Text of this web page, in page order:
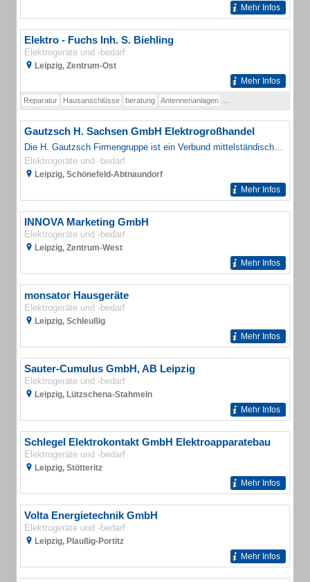
Mehr Infos
Elektro - Fuchs Inh. S. Biehling
Elektrogeräte und -bedarf
Leipzig, Zentrum-Ost
Mehr Infos
Reparatur Hausanschlüsse beratung Antennenanlagen
Gautzsch H. Sachsen GmbH Elektrogroßhandel
Die H. Gautzsch Firmengruppe ist ein Verbund mittelständischer Fachgroßhandlungen in den Bereichen Elektro, Haus und Garten, Spedition und Schaltanlagenbau.
Elektrogeräte und -bedarf
Leipzig, Schönefeld-Abtnaundorf
Mehr Infos
INNOVA Marketing GmbH
Elektrogeräte und -bedarf
Leipzig, Zentrum-West
Mehr Infos
monsator Hausgeräte
Elektrogeräte und -bedarf
Leipzig, Schleußig
Mehr Infos
Sauter-Cumulus GmbH, AB Leipzig
Elektrogeräte und -bedarf
Leipzig, Lützschena-Stahmeln
Mehr Infos
Schlegel Elektrokontakt GmbH Elektroapparatebau
Elektrogeräte und -bedarf
Leipzig, Stötteritz
Mehr Infos
Volta Energietechnik GmbH
Elektrogeräte und -bedarf
Leipzig, Plaußig-Portitz
Mehr Infos